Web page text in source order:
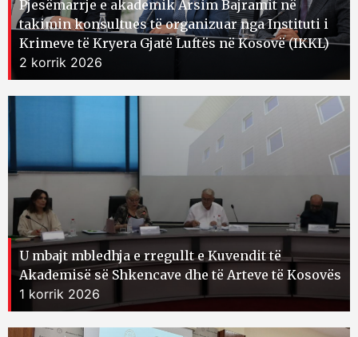
Pjesëmarrje e akademik Arsim Bajramit në
takimin konsultues të organizuar nga Instituti i
Krimeve të Kryera Gjatë Luftës në Kosovë (IKKL)
2 korrik 2026
U mbajt mbledhja e rregullt e Kuvendit të
Akademisë së Shkencave dhe të Arteve të Kosovës
1 korrik 2026